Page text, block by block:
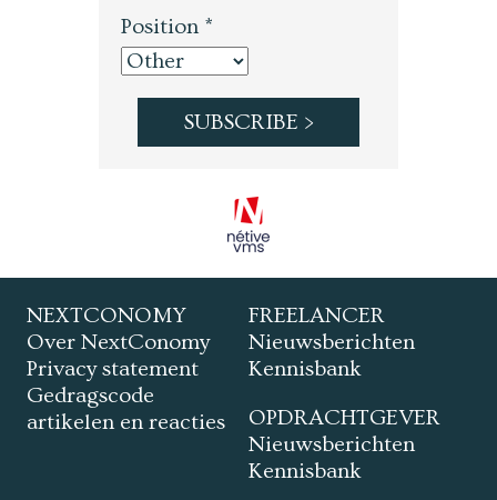
Position *
NEXTCONOMY
Over NextConomy
Privacy statement
Gedragscode
artikelen en reacties
FREELANCER
Nieuwsberichten
Kennisbank
OPDRACHTGEVER
Nieuwsberichten
Kennisbank